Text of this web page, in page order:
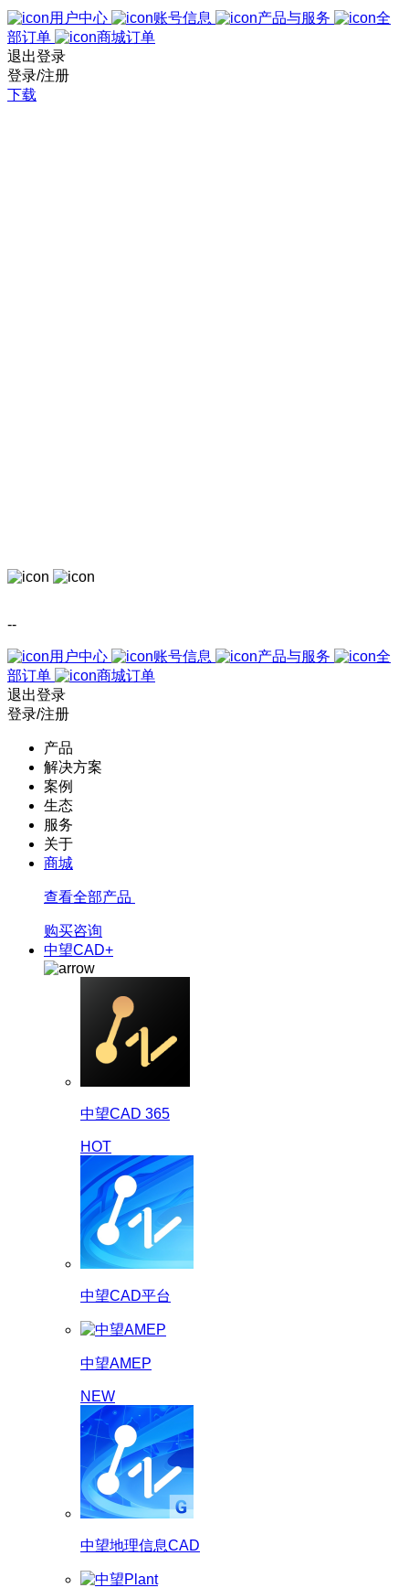
用户中心 账号信息 产品与服务
全
部订单
商城订单
退出登录
登录/注册
下载
--
用户中心 账号信息 产品与服务
全
部订单
商城订单
退出登录
登录/注册
产品
解决方案
案例
生态
服务
关于
商城
查看全部产品
购买咨询
中望CAD+
中望CAD 365
HOT
中望CAD平台
中望AMEP
NEW
中望地理信息CAD